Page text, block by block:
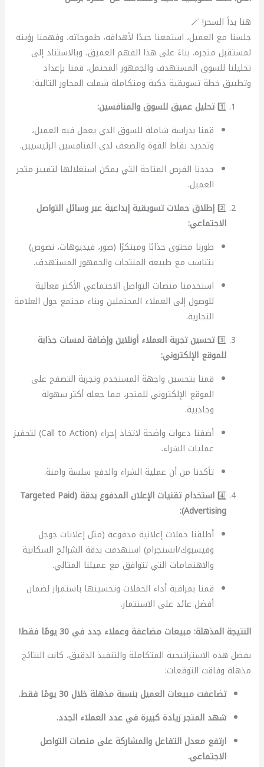
هنا بدأ السحر! 🪄
جلسنا مع العميل، استمعنا جيدًا لأهدافه، طموحاته، وفهمنا رؤيته
لمستقبل متجره. بناءً على هذا الفهم العميق، وبالاستناد إلى
تحليلنا للسوق المستهدف والجمهور المحتمل، قمنا بإعداد
وتطبيق خطة تسويقية ذكية ومتكاملة شملت المحاور التالية:
1️⃣تحليل عميق للسوق والمنافسين:
قمنا بدراسة شاملة للسوق الذي يعمل فيه العميل،
وتحديد نقاط القوة والضعف لدى المنافسين الرئيسيين.
حددنا الفرص المتاحة التي يمكن استغلالها لتمييز متجر
العميل.
2️⃣ إطلاق حملات تسويقية إبداعية عبر وسائل التواصل
الاجتماعي:
طورنا محتوى جذابًا ومبتكرًا (صور، فيديوهات، نصوص)
يتناسب مع طبيعة المنتجات والجمهور المستهدف.
استخدمنا منصات التواصل الاجتماعي الأكثر فعالية
للوصول إلى العملاء المحتملين وبناء مجتمع حول العلامة
التجارية.
3️⃣تحسين تجربة العملاء أونلاين وإضافة لمسات جذابة
للموقع الإلكتروني:
قمنا بتحسين واجهة المستخدم وتجربة التصفح على
الموقع الإلكتروني للمتجر، مما جعله أكثر سهولة
وجاذبية.
أضفنا دعوات واضحة لاتخاذ إجراء (Call to Action) لتحفيز
عمليات الشراء.
تأكدنا من أن عملية الشراء والدفع سلسة وآمنة.
4️⃣
استخدام تقنيات الإعلان المدفوع بدقة (Targeted Paid
Advertising):
أطلقنا حملات إعلانية مدفوعة (مثل إعلانات جوجل
وفيسبوك/انستجرام) استهدفت بدقة الشرائح السكانية
والاهتمامات التي تتوافق مع عميلنا المثالي.
قمنا بمراقبة أداء الحملات وتحسينها باستمرار لضمان
أفضل عائد على الاستثمار.
النتيجة المذهلة: مبيعات مضاعفة وعملاء جدد في 30 يومًا فقط!
بفضل هذه الاستراتيجية المتكاملة والتنفيذ الدقيق، كانت النتائج
مذهلة وفاقت التوقعات:
تضاعفت مبيعات العميل بنسبة مذهلة خلال 30 يومًا فقط.
شهد المتجر زيادة كبيرة في عدد العملاء الجدد.
ارتفع معدل التفاعل والمشاركة على منصات التواصل
الاجتماعي.